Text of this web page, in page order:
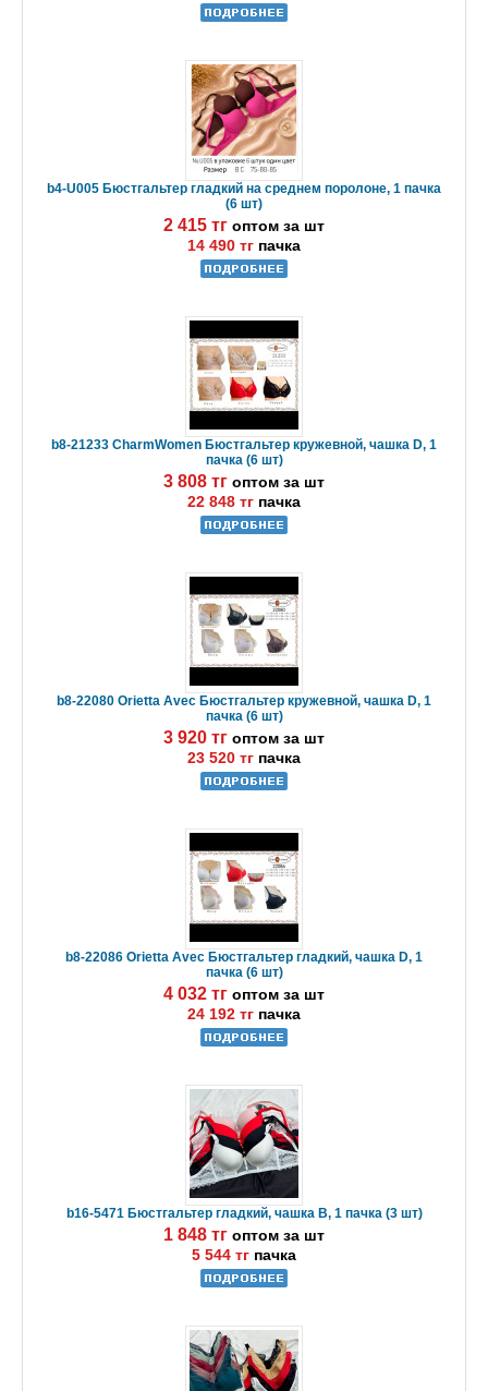
b4-U005 Бюстгальтер гладкий на среднем поролоне, 1 пачка
(6 шт)
2 415 тг оптом за шт
14 490 тг пачка
b8-21233 CharmWomen Бюстгальтер кружевной, чашка D, 1
пачка (6 шт)
3 808 тг оптом за шт
22 848 тг пачка
b8-22080 Orietta Avec Бюстгальтер кружевной, чашка D, 1
пачка (6 шт)
3 920 тг оптом за шт
23 520 тг пачка
b8-22086 Orietta Avec Бюстгальтер гладкий, чашка D, 1
пачка (6 шт)
4 032 тг оптом за шт
24 192 тг пачка
b16-5471 Бюстгальтер гладкий, чашка B, 1 пачка (3 шт)
1 848 тг оптом за шт
5 544 тг пачка